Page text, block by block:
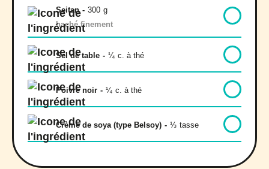
Seitan - 300 g
haché finement
Sel de table - ¼ c. à thé
Poivre noir - ¼ c. à thé
Crème de soya (type Belsoy) - ⅓ tasse